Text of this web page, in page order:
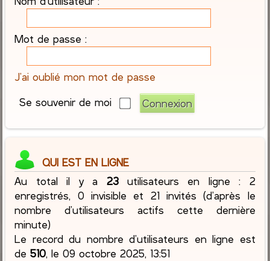
Mot de passe :
J’ai oublié mon mot de passe
Se souvenir de moi
QUI EST EN LIGNE
Au total il y a 23utilisateurs en ligne : 2
enregistrés, 0 invisible et 21 invités (d’après le
nombre d’utilisateurs actifs cette dernière
minute)
Le record du nombre d’utilisateurs en ligne est
de510, le 09 octobre 2025, 13:51